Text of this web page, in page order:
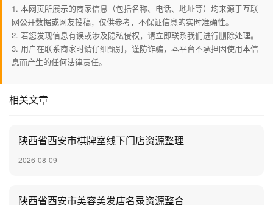
1. 本网页所展示的商家信息（包括名称、电话、地址等）均来源于互联
网公开数据或网友投稿，仅供参考，不保证信息的实时准确性。
2. 若您发现信息有误或涉及隐私侵权，请立即联系我们进行删除处理。
3. 用户在联系商家时请仔细甄别，谨防诈骗，本平台不承担因使用本信
息而产生的任何法律责任。
相关文章
陕西省西安市棋牌室线下门店资源整理
2026-08-09
陕西省西安市美容美发店名录资源整合